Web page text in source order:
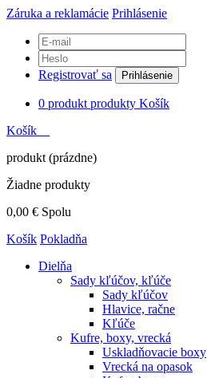
Záruka a reklamácie Prihlásenie
Registrovať sa Prihlásenie
0 produkt produkty Košík
Košík
produkt (prázdne)
Žiadne produkty
0,00 € Spolu
Košík Pokladňa
Dielňa
Sady kľúčov, kľúče
Sady kľúčov
Hlavice, račne
Kľúče
Kufre, boxy, vrecká
Uskladňovacie boxy
Vrecká na opasok